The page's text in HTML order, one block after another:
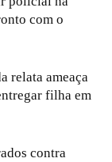
com o
relata ameaça
filha em
contra